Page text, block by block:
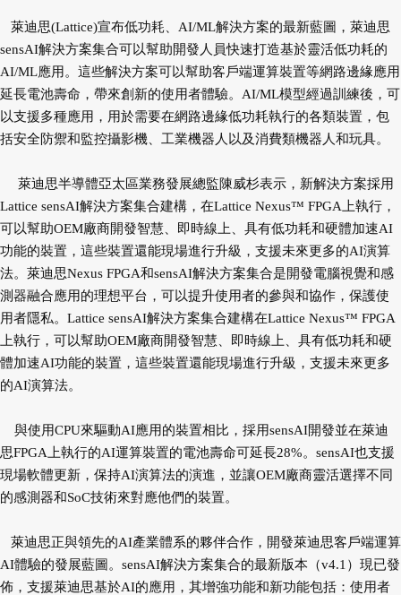
萊迪思(Lattice)宣布低功耗、AI/ML解決方案的最新藍圖，萊迪思
sensAI解決方案集合可以幫助開發人員快速打造基於靈活低功耗的
AI/ML應用。這些解決方案可以幫助客戶端運算裝置等網路邊緣應用
延長電池壽命，帶來創新的使用者體驗。AI/ML模型經過訓練後，可
以支援多種應用，用於需要在網路邊緣低功耗執行的各類裝置，包
括安全防禦和監控攝影機、工業機器人以及消費類機器人和玩具。
萊迪思半導體亞太區業務發展總監陳威杉表示，新解決方案採用
Lattice sensAI解決方案集合建構，在Lattice Nexus™ FPGA上執行，
可以幫助OEM廠商開發智慧、即時線上、具有低功耗和硬體加速AI
功能的裝置，這些裝置還能現場進行升級，支援未來更多的AI演算
法。萊迪思Nexus FPGA和sensAI解決方案集合是開發電腦視覺和感
測器融合應用的理想平台，可以提升使用者的參與和協作，保護使
用者隱私。Lattice sensAI解決方案集合建構在Lattice Nexus™ FPGA
上執行，可以幫助OEM廠商開發智慧、即時線上、具有低功耗和硬
體加速AI功能的裝置，這些裝置還能現場進行升級，支援未來更多
的AI演算法。
與使用CPU來驅動AI應用的裝置相比，採用sensAI開發並在萊迪
思FPGA上執行的AI運算裝置的電池壽命可延長28%。sensAI也支援
現場軟體更新，保持AI演算法的演進，並讓OEM廠商靈活選擇不同
的感測器和SoC技術來對應他們的裝置。
萊迪思正與領先的AI產業體系的夥伴合作，開發萊迪思客戶端運算
AI體驗的發展藍圖。sensAI解決方案集合的最新版本（v4.1）現已發
佈，支援萊迪思基於AI的應用，其增強功能和新功能包括：使用者